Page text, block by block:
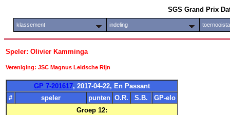
SGS Grand Prix
klassement indeling
Speler: Olivier Kamminga
Vereniging: JSC Magnus Leidsche Rijn
GP 7-201617, 2017-04-22, En Passant
#
speler punten O.R. S.B.
GP-elo
Groep 12: